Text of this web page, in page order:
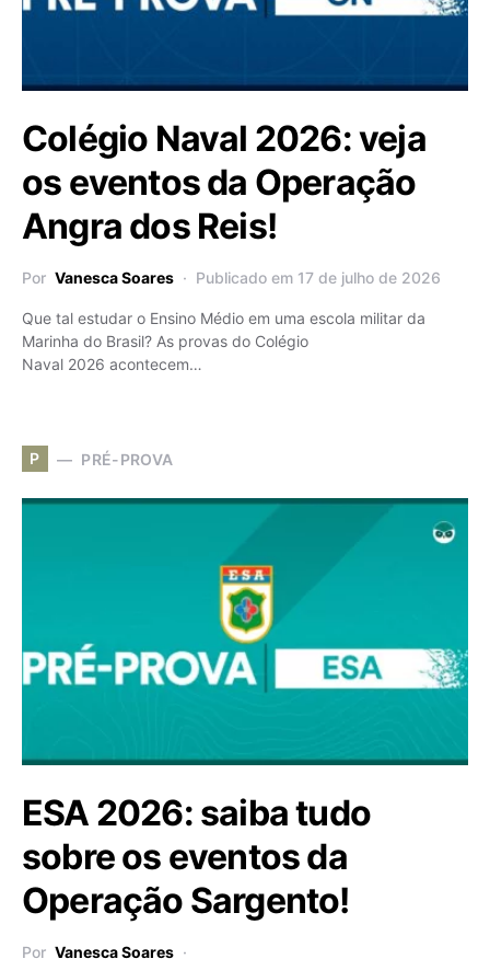
Colégio Naval 2026: veja
os eventos da Operação
Angra dos Reis!
Por Vanesca Soares Publicado em 17 de julho de 2026
Que tal estudar o Ensino Médio em uma escola militar da
Marinha do Brasil? As provas do Colégio
Naval 2026 acontecem…
P PRÉ-PROVA
ESA 2026: saiba tudo
sobre os eventos da
Operação Sargento!
Por Vanesca Soares